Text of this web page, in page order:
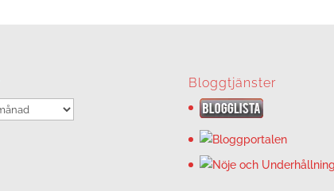
Bloggtjänster